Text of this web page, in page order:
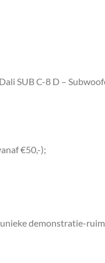
SUB C-8 D –
€50,-);
demonstratie-